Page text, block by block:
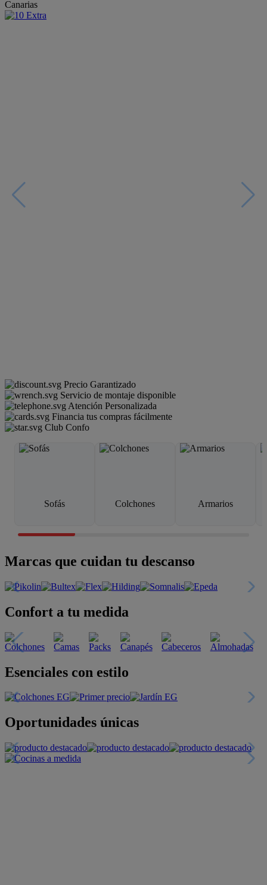
Canarias
Precio Garantizado
Servicio de montaje disponible
Atención Personalizada
Financia tus compras fácilmente
Club Confo
Sofás Colchones Armarios
Marcas que cuidan tu descanso
Confort a tu medida
Esenciales con estilo
Oportunidades únicas